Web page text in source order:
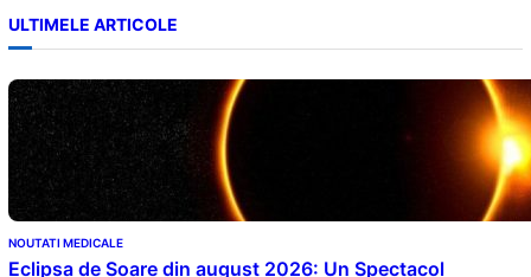
ULTIMELE ARTICOLE
NOUTATI MEDICALE
Eclipsa de Soare din august 2026: Un Spectacol